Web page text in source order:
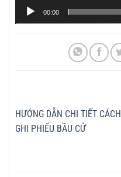
00:00
HƯỚNG DẪN CHI TIẾT CÁCH
GHI PHIẾU BẦU CỬ